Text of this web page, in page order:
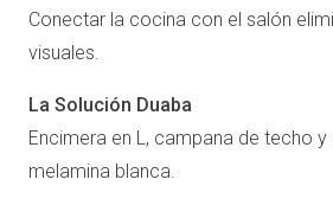
Conectar la cocina con el salón
visuales.
La Solución Duaba
Encimera en L, campana de techo
melamina blanca.